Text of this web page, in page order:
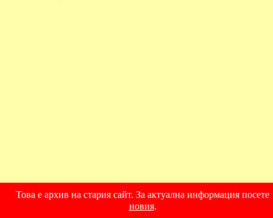
Това е архив на стария сайт. За актуална информация посете
новия.